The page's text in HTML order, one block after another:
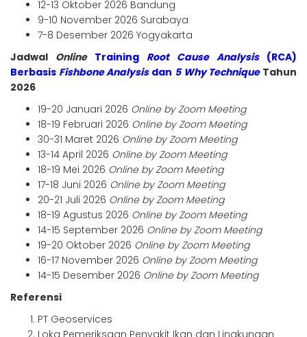
12-13 Oktober 2026 Bandung
9-10 November 2026 Surabaya
7-8 Desember 2026 Yogyakarta
Jadwal Online Training Root Cause Analysis(RCA)
Berbasis Fishbone Analysisdan 5 Why TechniqueTahun
2026
19-20 Januari 2026 Online by Zoom Meeting
18-19 Februari 2026 Online by Zoom Meeting
30-31 Maret 2026 Online by Zoom Meeting
13-14 April 2026 Online by Zoom Meeting
18-19 Mei 2026 Online by Zoom Meeting
17-18 Juni 2026 Online by Zoom Meeting
20-21 Juli 2026 Online by Zoom Meeting
18-19 Agustus 2026 Online by Zoom Meeting
14-15 September 2026 Online by Zoom Meeting
19-20 Oktober 2026 Online by Zoom Meeting
16-17 November 2026 Online by Zoom Meeting
14-15 Desember 2026 Online by Zoom Meeting
Referensi
PT Geoservices